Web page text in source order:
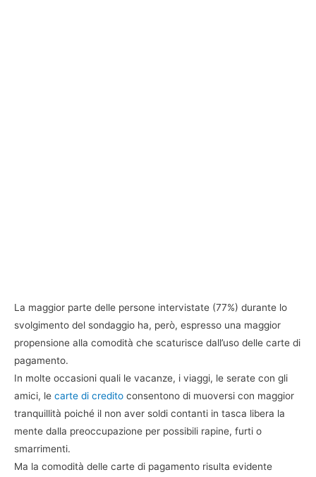
La maggior parte delle persone intervistate (77%) durante lo
svolgimento del sondaggio ha, però, espresso una maggior
propensione alla comodità che scaturisce dall’uso delle carte di
pagamento.
In molte occasioni quali le vacanze, i viaggi, le serate con gli
amici, le carte di credito consentono di muoversi con maggior
tranquillità poiché il non aver soldi contanti in tasca libera la
mente dalla preoccupazione per possibili rapine, furti o
smarrimenti.
Ma la comodità delle carte di pagamento risulta evidente